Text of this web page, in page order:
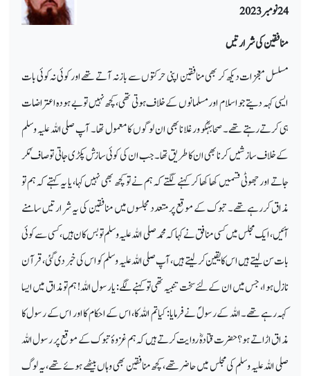
24 نومبر 2023
منافقین کی شرارتیں
مسلسل معجزات دیکھ کر بھی منافقین اپنی حرکتوں سے باز نہ آتے تھے اور کوئی نہ کوئی بات
ایسی کہہ دیتے جو اسلام اور مسلمانوں کے خلاف ہوتی تھی، کچھ نہیں تو بے ہودہ اعتراضات
ہی کرتے رہتے تھے۔ صحابہؓکو ورغلانا بھی ان لوگوں کا معمول تھا۔ آپ صلی اللہ علیہ وسلم
کے خلاف سازشیں کرنا بھی ان کا طریق تھا۔ جب ان کی کوئی سازش پکڑی جاتی تو صاف مُکر
جاتے اور جھوٹی قسمیں کھا کھا کر کہنے لگتے کہ ہم نے تو کچھ بھی نہیں کہا، یا یہ کہتے کہ ہم تو
مذاق کررہے تھے۔ تبوک کے موقع پر متعدد مجلسوں میں منافقین کی یہ شرارتیں سامنے
آئیں ، ایک مجلس میں کسی منافق نے کہا کہ محمد صلی اللہ علیہ وسلم تو بس کان ہیں ، کسی سے کوئی
بات سن لیتے ہیں اس کا یقین کرلیتے ہیں ، آپ صلی اللہ علیہ وسلم کو اس کی خبر دی گئی، قرآن
نازل ہوا، جس میں ان کے لئے سخت تنبیہ تھی تو کہنے لگے: یا رسول اللہ! ہم تو مذاق میں ایسا
کہہ رہے تھے۔ اللہ کے رسولؐ نے فرمایا: کیا تم اللہ کا، اس کے احکام کا اور اس کے رسول کا
مذاق اڑاتے ہو؟ حضرت قتادہؓ روایت کرتے ہیں کہ ہم غزوۂ تبوک کے موقع پر رسول اللہ
صلی اللہ علیہ وسلم کی مجلس میں حاضر تھے، کچھ منافقین بھی وہاں بیٹھے ہوئے تھے، یہ لوگ